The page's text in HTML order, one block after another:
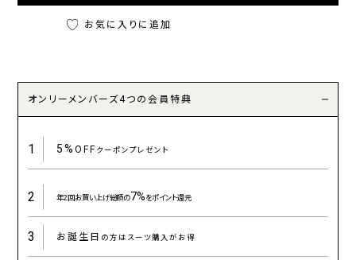
お気に入りに追加
オンリーメンバーズ4つの会員特典
1 5%OFFクーポンプレゼント
2 年2回お買い上げ総額の7%をポイント還元
3 お誕生日 の方はスーツ購入がお得